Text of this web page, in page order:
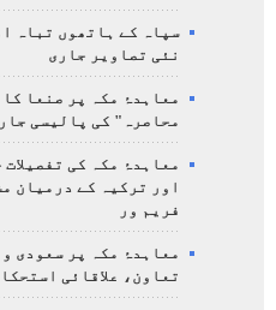
سپاہ کے ہاتھوں تباہ
نئی تصاویر جاری
معاہدۂ مکہ پر صنعا
محاصرہ" کی پالیسی
معاہدۂ مکہ کی
اور ترکیہ کے درمیان
فریم ور
معاہدۂ مکہ پر سعودی
تعاون، علاقائی